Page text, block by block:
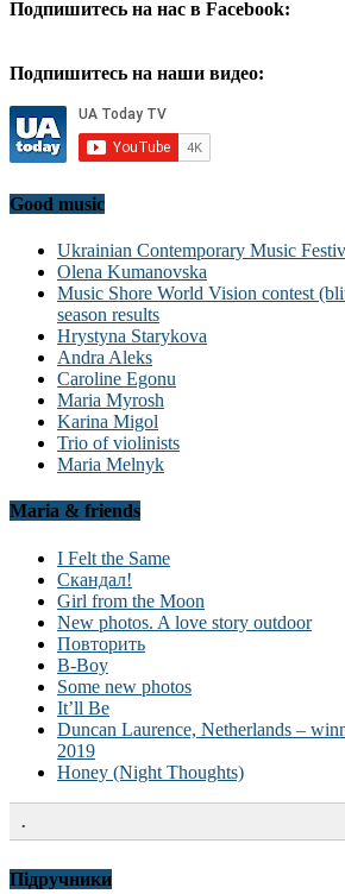
Подпишитесь на нас в Facebook:
Подпишитесь на наши видео:
Good music
Ukrainian Contemporary Music
Olena Kumanovska
Music Shore World Vision contest
season results
Hrystyna Starykova
Andra Aleks
Caroline Egonu
Maria Myrosh
Karina Migol
Trio of violinists
Maria Melnyk
Maria & friends
I Felt the Same
Скандал!
Girl from the Moon
New photos. A love story outdoor
Повторить
B-Boy
Some new photos
It’ll Be
Duncan Laurence, Netherlands –
2019
Honey (Night Thoughts)
.
Підручники